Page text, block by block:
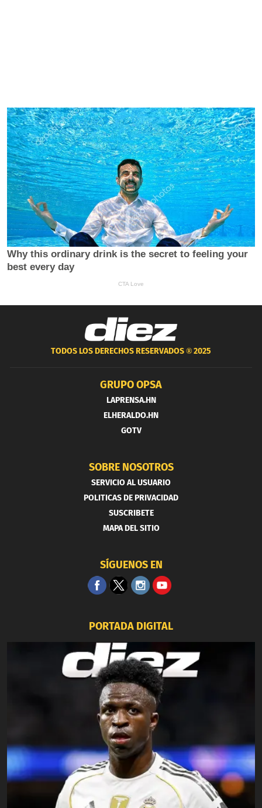
TODOS LOS DERECHOS RESERVADOS ®2025
GRUPO OPSA
LAPRENSA.HN
ELHERALDO.HN
GOTV
SOBRE NOSOTROS
SERVICIO AL USUARIO
POLITICAS DE PRIVACIDAD
SUSCRIBETE
MAPA DEL SITIO
SÍGUENOS EN
PORTADA DIGITAL